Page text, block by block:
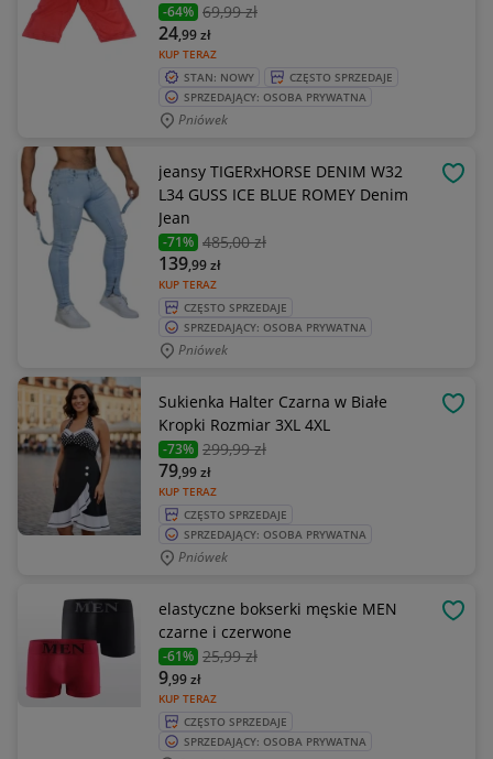
-64% 69,99 zł
KUP TERAZ
24,99zł
STAN: NOWY
CZĘSTO SPRZEDAJE
SPRZEDAJĄCY: OSOBA PRYWATNA
Pniówek
jeansy TIGERxHORSE DENIM W32
L34 GUSS ICE BLUE ROMEY Denim
Jean
-71% 485,00 zł
KUP TERAZ
139,99zł
CZĘSTO SPRZEDAJE
SPRZEDAJĄCY: OSOBA PRYWATNA
Pniówek
Sukienka Halter Czarna w Białe
Kropki Rozmiar 3XL 4XL
-73% 299,99 zł
KUP TERAZ
79,99zł
CZĘSTO SPRZEDAJE
SPRZEDAJĄCY: OSOBA PRYWATNA
Pniówek
elastyczne bokserki męskie MEN
czarne i czerwone
-61% 25,99 zł
KUP TERAZ
9,99zł
CZĘSTO SPRZEDAJE
SPRZEDAJĄCY: OSOBA PRYWATNA